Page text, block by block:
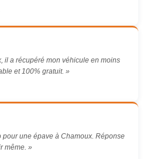
il a récupéré mon véhicule en moins
et 100% gratuit. »
pour une épave à Chamoux. Réponse
même. »